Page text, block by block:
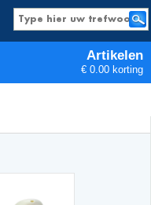
Artikelen
€ 0.00 korting